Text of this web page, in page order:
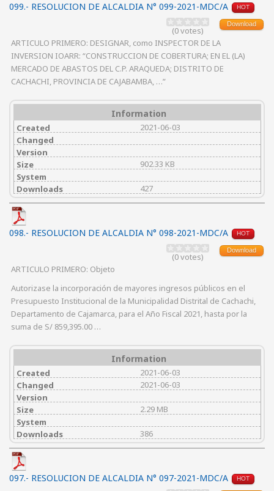
099.- RESOLUCION DE ALCALDIA N° 099-2021-MDC/A HOT
Download
(0 votes)
ARTICULO PRIMERO: DESIGNAR, como INSPECTOR DE LA
INVERSION IOARR: “CONSTRUCCION DE COBERTURA; EN EL (LA)
MERCADO DE ABASTOS DEL C.P. ARAQUEDA; DISTRITO DE
CACHACHI, PROVINCIA DE CAJABAMBA, …”
Information
Created
2021-06-03
Changed
Version
Size
902.33 KB
System
Downloads
427
098.- RESOLUCION DE ALCALDIA N° 098-2021-MDC/A HOT
Download
(0 votes)
ARTICULO PRIMERO: Objeto
Autorizase la incorporación de mayores ingresos públicos en el
Presupuesto Institucional de la Municipalidad Distrital de Cachachi,
Departamento de Cajamarca, para el Año Fiscal 2021, hasta por la
suma de S/ 859,395.00 …
Information
Created
2021-06-03
Changed
2021-06-03
Version
Size
2.29 MB
System
Downloads
386
097.- RESOLUCION DE ALCALDIA N° 097-2021-MDC/A HOT